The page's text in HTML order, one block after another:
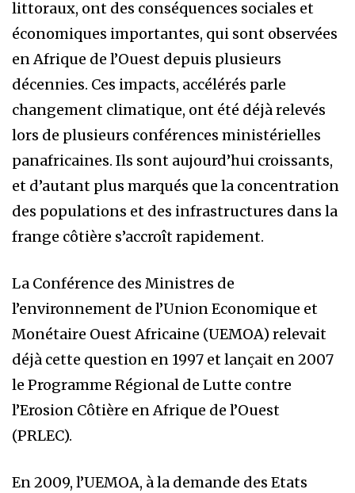
littoraux, ont des conséquences sociales et
économiques importantes, qui sont observées
en Afrique de l’Ouest depuis plusieurs
décennies. Ces impacts, accélérés parle
changement climatique, ont été déjà relevés
lors de plusieurs conférences ministérielles
panafricaines. Ils sont aujourd’hui croissants,
et d’autant plus marqués que la concentration
des populations et des infrastructures dans la
frange côtière s’accroît rapidement.
La Conférence des Ministres de
l’environnement de l’Union Economique et
Monétaire Ouest Africaine (UEMOA) relevait
déjà cette question en 1997 et lançait en 2007
le Programme Régional de Lutte contre
l’Erosion Côtière en Afrique de l’Ouest
(PRLEC).
En 2009, l’UEMOA, à la demande des Etats